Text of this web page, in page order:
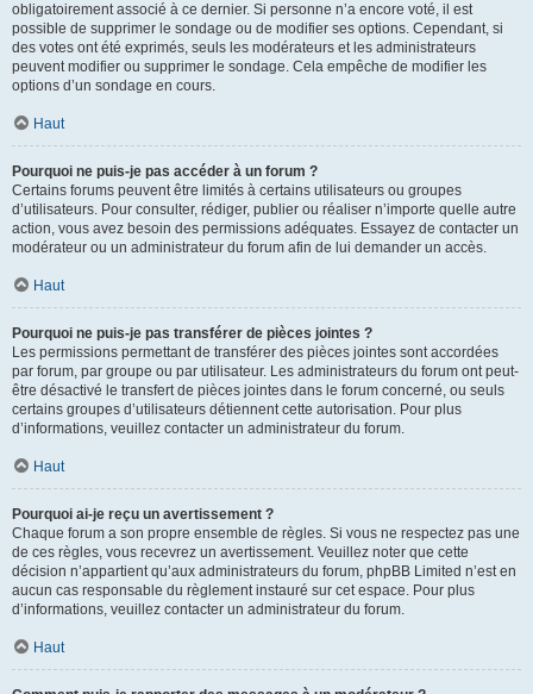
obligatoirement associé à ce dernier. Si personne n’a encore voté, il est
possible de supprimer le sondage ou de modifier ses options. Cependant, si
des votes ont été exprimés, seuls les modérateurs et les administrateurs
peuvent modifier ou supprimer le sondage. Cela empêche de modifier les
options d’un sondage en cours.
Haut
Pourquoi ne puis-je pas accéder à un forum ?
Certains forums peuvent être limités à certains utilisateurs ou groupes
d’utilisateurs. Pour consulter, rédiger, publier ou réaliser n’importe quelle autre
action, vous avez besoin des permissions adéquates. Essayez de contacter un
modérateur ou un administrateur du forum afin de lui demander un accès.
Haut
Pourquoi ne puis-je pas transférer de pièces jointes ?
Les permissions permettant de transférer des pièces jointes sont accordées
par forum, par groupe ou par utilisateur. Les administrateurs du forum ont peut-
être désactivé le transfert de pièces jointes dans le forum concerné, ou seuls
certains groupes d’utilisateurs détiennent cette autorisation. Pour plus
d’informations, veuillez contacter un administrateur du forum.
Haut
Pourquoi ai-je reçu un avertissement ?
Chaque forum a son propre ensemble de règles. Si vous ne respectez pas une
de ces règles, vous recevrez un avertissement. Veuillez noter que cette
décision n’appartient qu’aux administrateurs du forum, phpBB Limited n’est en
aucun cas responsable du règlement instauré sur cet espace. Pour plus
d’informations, veuillez contacter un administrateur du forum.
Haut